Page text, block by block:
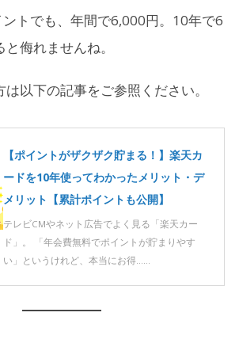
トでも、年間で6,000円。10年で6
侮れませんね。
以下の記事をご参照ください。
【ポイントがザクザク貯まる！】楽天カ
ードを10年使ってわかったメリット・デ
メリット【累計ポイントも公開】
テレビCMやネット広告でよく見る「楽天カー
ド」。 「年会費無料でポイントが貯まりやす
い」というけれど、本当にお得……